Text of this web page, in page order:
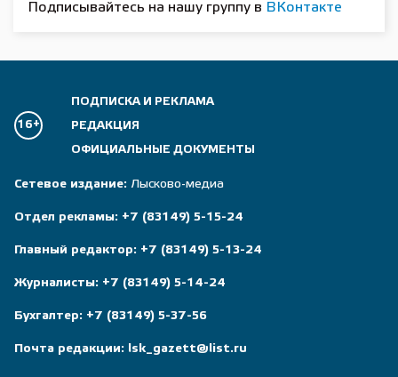
Подписывайтесь на нашу группу в ВКонтакте
16+
ПОДПИСКА И РЕКЛАМА
РЕДАКЦИЯ
ОФИЦИАЛЬНЫЕ ДОКУМЕНТЫ
Сетевое издание: Лысково-медиа
Отдел рекламы: +7 (83149) 5-15-24
Главный редактор: +7 (83149) 5-13-24
Журналисты: +7 (83149) 5-14-24
Бухгалтер: +7 (83149) 5-37-56
Почта редакции: lsk_gazett@list.ru